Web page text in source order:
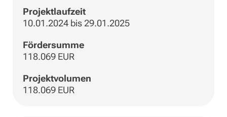
Projektlaufzeit
10.01.2024 bis 29.01.2025
Fördersumme
118.069 EUR
Projektvolumen
118.069 EUR